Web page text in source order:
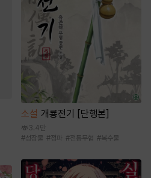
소설 개룡전기 [단행본]
3.4만
#성장물 #정파 #전통무협 #복수물